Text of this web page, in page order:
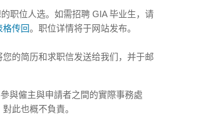
职位人选。如需招聘 GIA 毕业生，请
格传回。职位详情将于网站发布。
的简历和求职信发送给我们，并于邮
與僱主與申請者之間的實際事務處
此也概不負責。